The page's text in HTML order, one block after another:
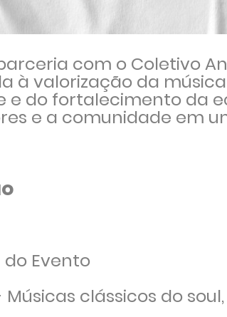
com o Coletivo
à valorização da
e do fortalecimento da
e a comunidade em
Evento
Músicas clássicos do